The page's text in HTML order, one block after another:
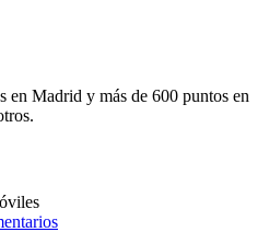
en Madrid y más de 600 puntos en